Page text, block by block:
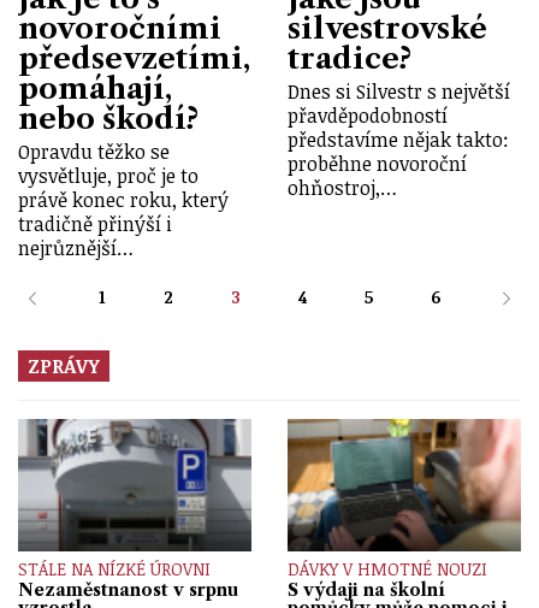
novoročními
předsevzetími,
pomáhají,
nebo škodí?
Opravdu těžko se
vysvětluje, proč je to
právě konec roku, který
tradičně přinýší i
nejrůznější…
silvestrovské
tradice?
Dnes si Silvestr s největší
přavděpodobností
představíme nějak takto:
proběhne novoroční
ohňostroj,…
1 2 3 4 5 6
ZPRÁVY
STÁLE NA NÍZKÉ ÚROVNI
Nezaměstnanost v srpnu
DÁVKY V HMOTNÉ NOUZI
S výdaji na školní